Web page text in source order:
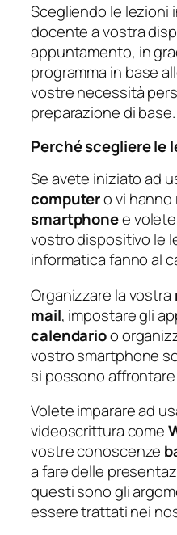
Scegliendo le lezioni
docente a vostra
appuntamento, in
programma in base
vostre necessità
preparazione di base.
Perché scegliere le
Se avete iniziato ad
computero vi
smartphonee
vostro dispositivo le
informatica fanno al
Organizzare la vostra
mail, impostare gli
calendarioo
vostro smartphone
si possono
Volete imparare ad
videoscrittura come
vostre conoscenze
a fare delle
questi sono gli
essere trattati nei